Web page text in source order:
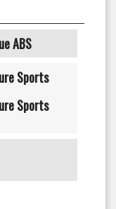
ABS
Sports
Sports